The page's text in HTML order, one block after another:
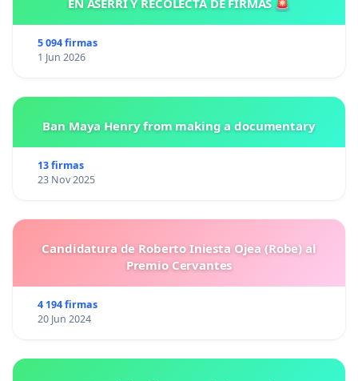
5 094 firmas
1 Jun 2026
Ban Maya Henry from making a documentary
13 firmas
23 Nov 2025
Candidatura de Roberto Iniesta Ojea (Robe) al
Premio Cervantes
4 194 firmas
20 Jun 2024